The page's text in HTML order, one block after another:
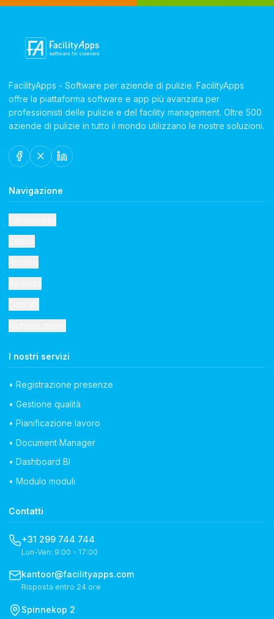
FacilityApps - Software per aziende di pulizie. FacilityApps
offre la piattaforma software e app più avanzata per
professionisti delle pulizie e del facility management. Oltre 500
aziende di pulizie in tutto il mondo utilizzano le nostre soluzioni.
Navigazione
I nostri servizi
• Registrazione presenze
• Gestione qualità
• Pianificazione lavoro
• Document Manager
• Dashboard BI
• Modulo moduli
Contatti
+31 299 744 744
Lun-Ven: 9:00 - 17:00
kantoor@facilityapps.com
Risposta entro 24 ore
Spinnekop 2